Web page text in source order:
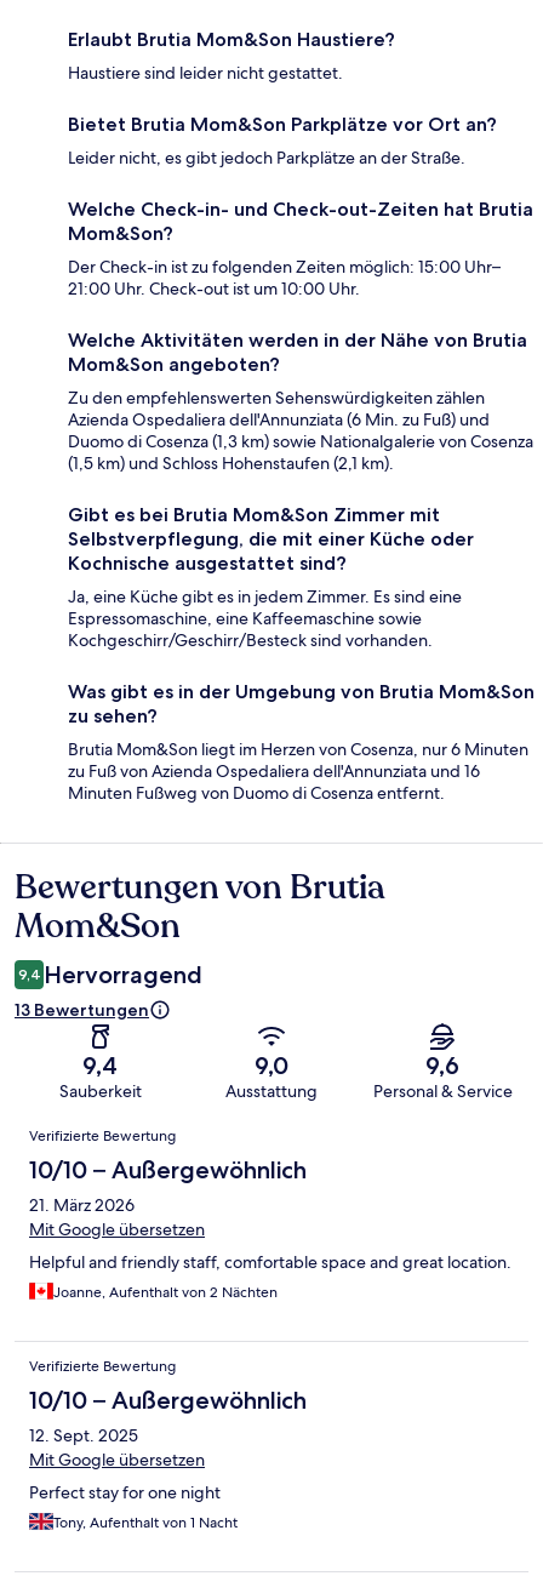
Erlaubt Brutia Mom&Son Haustiere?
Haustiere sind leider nicht gestattet.
Bietet Brutia Mom&Son Parkplätze vor Ort an?
Leider nicht, es gibt jedoch Parkplätze an der Straße.
Welche Check-in- und Check-out-Zeiten hat Brutia
Mom&Son?
Der Check-in ist zu folgenden Zeiten möglich: 15:00 Uhr–
21:00 Uhr. Check-out ist um 10:00 Uhr.
Welche Aktivitäten werden in der Nähe von Brutia
Mom&Son angeboten?
Zu den empfehlenswerten Sehenswürdigkeiten zählen
Azienda Ospedaliera dell'Annunziata (6 Min. zu Fuß) und
Duomo di Cosenza (1,3 km) sowie Nationalgalerie von Cosenza
(1,5 km) und Schloss Hohenstaufen (2,1 km).
Gibt es bei Brutia Mom&Son Zimmer mit
Selbstverpflegung, die mit einer Küche oder
Kochnische ausgestattet sind?
Ja, eine Küche gibt es in jedem Zimmer. Es sind eine
Espressomaschine, eine Kaffeemaschine sowie
Kochgeschirr/Geschirr/Besteck sind vorhanden.
Was gibt es in der Umgebung von Brutia Mom&Son
zu sehen?
Brutia Mom&Son liegt im Herzen von Cosenza, nur 6 Minuten
zu Fuß von Azienda Ospedaliera dell'Annunziata und 16
Minuten Fußweg von Duomo di Cosenza entfernt.
Bewertungen
Bewertungen von Brutia
Mom&Son
9,4 Hervorragend
13 Bewertungen
9,4
Sauberkeit
9,0
Ausstattung
9,6
Personal & Service
Bewertungen
Verifizierte Bewertung
10/10 – Außergewöhnlich
21. März 2026
Mit Google übersetzen
Helpful and friendly staff, comfortable space and great location.
Joanne, Aufenthalt von 2 Nächten
Verifizierte Bewertung
10/10 – Außergewöhnlich
12. Sept. 2025
Mit Google übersetzen
Perfect stay for one night
Tony, Aufenthalt von 1 Nacht